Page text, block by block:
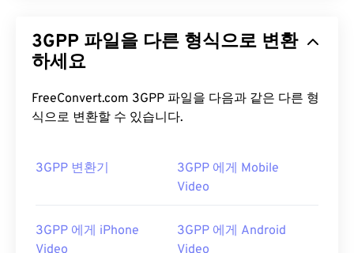
3GPP 파일을 다른 형식으로 변환
하세요
FreeConvert.com 3GPP 파일을 다음과 같은 다른 형
식으로 변환할 수 있습니다.
3GPP 변환기
3GPP 에게 Mobile
Video
3GPP 에게 iPhone
3GPP 에게 Android